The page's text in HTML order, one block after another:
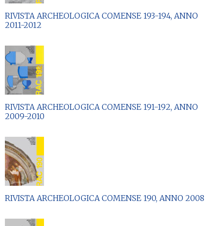
RIVISTA ARCHEOLOGICA COMENSE 193-194, ANNO
2011-2012
RIVISTA ARCHEOLOGICA COMENSE 191-192, ANNO
2009-2010
RIVISTA ARCHEOLOGICA COMENSE 190, ANNO 2008